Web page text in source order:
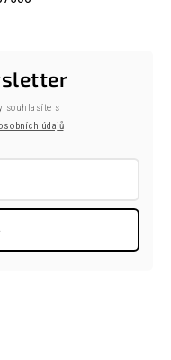
souhlasíte s
údajů